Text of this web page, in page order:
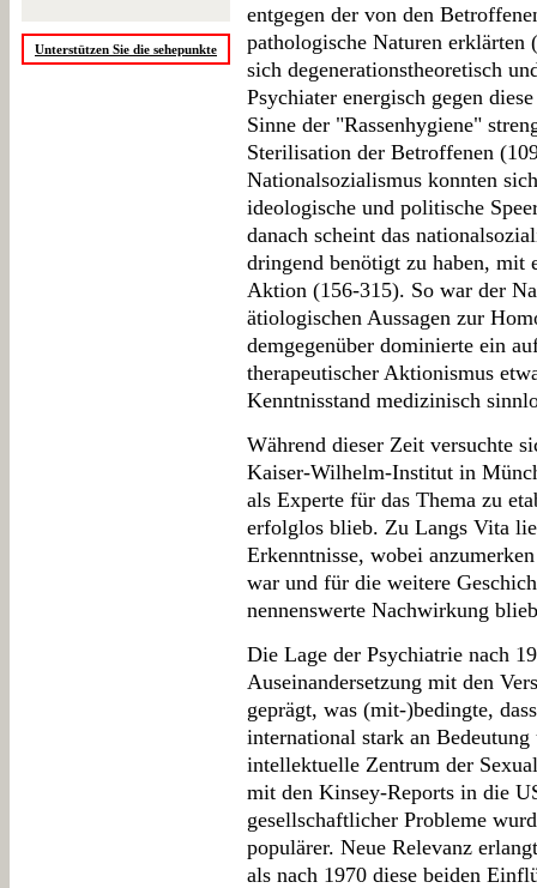
Unterstützen Sie die sehepunkte
entgegen der von den
pathologische Naturen erklärten
sich degenerationstheoretisch
Psychiater energisch gegen
Sinne der "Rassenhygiene"
Sterilisation der Betroffenen
Nationalsozialismus konnten
ideologische und politische
danach scheint das
dringend benötigt zu haben, mit
Aktion (156-315). So war der
ätiologischen Aussagen zur
demgegenüber dominierte ein
therapeutischer Aktionismus
Kenntnisstand medizinisch
Während dieser Zeit versuchte
Kaiser-Wilhelm-Institut in
als Experte für das Thema zu
erfolglos blieb. Zu Langs Vita
Erkenntnisse, wobei
war und für die weitere
nennenswerte Nachwirkung
Die Lage der Psychiatrie nach
Auseinandersetzung mit den
geprägt, was (mit-)bedingte,
international stark an
intellektuelle Zentrum der
mit den Kinsey-Reports in die
gesellschaftlicher Probleme
populärer. Neue Relevanz
als nach 1970 diese beiden